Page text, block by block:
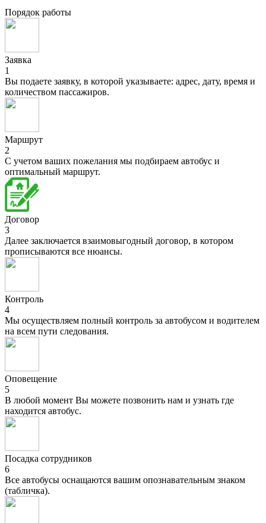
Порядок работы
Заявка
1
Вы подаете заявку, в которой указываете: адрес, дату, время и
количеством пассажиров.
Маршрут
2
С учетом ваших пожелания мы подбираем автобус и
оптимальный маршрут.
Договор
3
Далее заключается взаимовыгодный договор, в котором
прописываются все нюансы.
Контроль
4
Мы осуществляем полный контроль за автобусом и водителем
на всем пути следования.
Оповещение
5
В любой момент Вы можете позвонить нам и узнать где
находится автобус.
Посадка сотрудников
6
Все автобусы оснащаются вашим опознавательным знаком
(табличка).